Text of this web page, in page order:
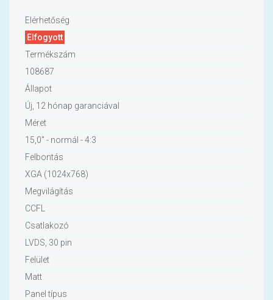
Elérhetőség
Elfogyott
Termékszám
108687
Állapot
Új, 12 hónap garanciával
Méret
15,0" - normál - 4:3
Felbontás
XGA (1024x768)
Megvilágítás
CCFL
Csatlakozó
LVDS, 30 pin
Felület
Matt
Panel típus